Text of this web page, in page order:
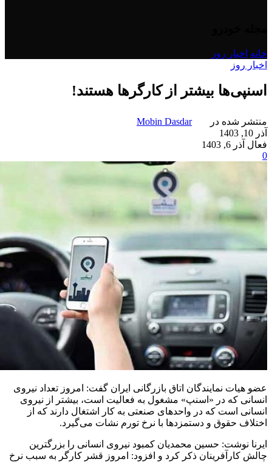
خانه اخبار روز
اخبار روز
اسنپی‌ها بیشتر از کارگرها هستند!
منتشر شده در
Mobin Dasdar
آذر 10, 1403
فعال آذر 6, 1403
0
عضو هیات نمایندگان اتاق بازرگانی ایران گفت: امروز تعداد نیروی
انسانی که در «اسنپ» مشغول به فعالیت است، بیشتر از نیروی
انسانی است که در واحدهای صنعتی به کار اشتغال دارند که از
اختلاف حقوق و دستمزدها با نرخ تورم نشات می‌گیرد.
ایرنا نوشت: حسین محمدیان کمبود نیروی انسانی را بزرگترین
چالش کارآفرینان ذکر کرد و افزود: امروز قشر کارگر به سبب نرخ